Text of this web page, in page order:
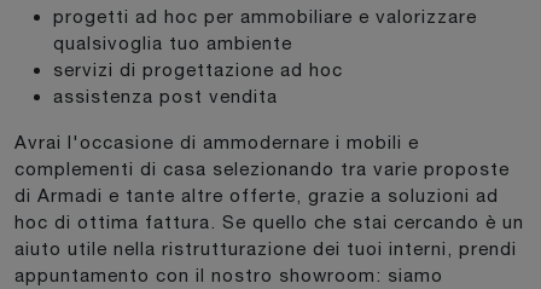
progetti ad hoc per ammobiliare e valorizzare
qualsivoglia tuo ambiente
servizi di progettazione ad hoc
assistenza post vendita
Avrai l'occasione di ammodernare i mobili e
complementi di casa selezionando tra varie proposte
di Armadi e tante altre offerte, grazie a soluzioni ad
hoc di ottima fattura. Se quello che stai cercando è un
aiuto utile nella ristrutturazione dei tuoi interni, prendi
appuntamento con il nostro showroom: siamo